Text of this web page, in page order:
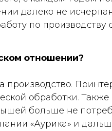
далеко не
по производству
отношении?
обработки.
больше не
«Аурика» и